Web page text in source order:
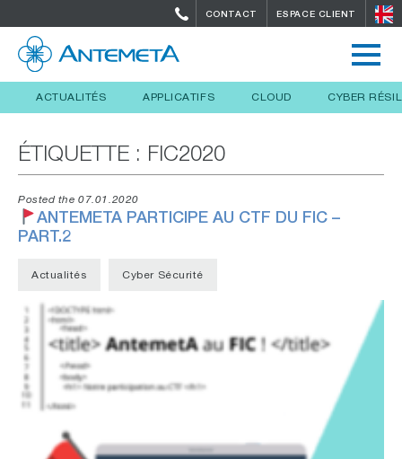
CONTACT ESPACE CLIENT
ACTUALITÉS APPLICATIFS CLOUD CYBER
ÉTIQUETTE : FIC2020
Posted the 07.01.2020
ANTEMETA PARTICIPE AU CTF DU FIC –
PART.2
Actualités Cyber Sécurité